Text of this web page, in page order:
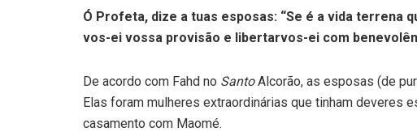
Ó Profeta, dize a tuas esposas: “Se é a vida terrena
vos-ei vossa provisão e libertarvos-ei com
De acordo com Fahd no SantoAlcorão, as esposas (de
Elas foram mulheres extraordinárias que tinham deveres
casamento com Maomé.